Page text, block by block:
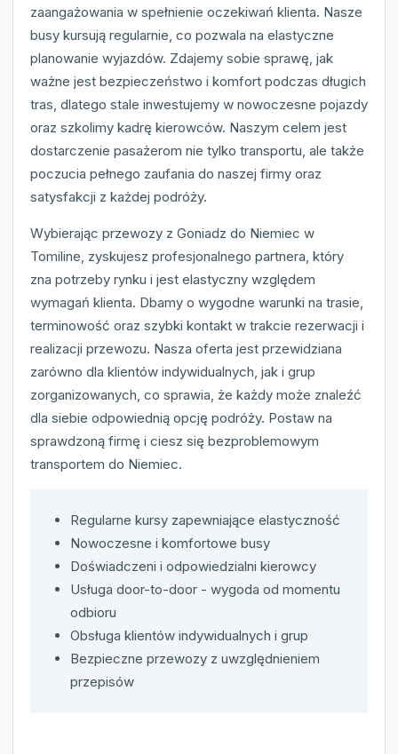
zaangażowania w spełnienie oczekiwań klienta. Nasze
busy kursują regularnie, co pozwala na elastyczne
planowanie wyjazdów. Zdajemy sobie sprawę, jak
ważne jest bezpieczeństwo i komfort podczas długich
tras, dlatego stale inwestujemy w nowoczesne pojazdy
oraz szkolimy kadrę kierowców. Naszym celem jest
dostarczenie pasażerom nie tylko transportu, ale także
poczucia pełnego zaufania do naszej firmy oraz
satysfakcji z każdej podróży.
Wybierając przewozy z Goniadz do Niemiec w
Tomiline, zyskujesz profesjonalnego partnera, który
zna potrzeby rynku i jest elastyczny względem
wymagań klienta. Dbamy o wygodne warunki na trasie,
terminowość oraz szybki kontakt w trakcie rezerwacji i
realizacji przewozu. Nasza oferta jest przewidziana
zarówno dla klientów indywidualnych, jak i grup
zorganizowanych, co sprawia, że każdy może znaleźć
dla siebie odpowiednią opcję podróży. Postaw na
sprawdzoną firmę i ciesz się bezproblemowym
transportem do Niemiec.
Regularne kursy zapewniające elastyczność
Nowoczesne i komfortowe busy
Doświadczeni i odpowiedzialni kierowcy
Usługa door-to-door - wygoda od momentu
odbioru
Obsługa klientów indywidualnych i grup
Bezpieczne przewozy z uwzględnieniem
przepisów